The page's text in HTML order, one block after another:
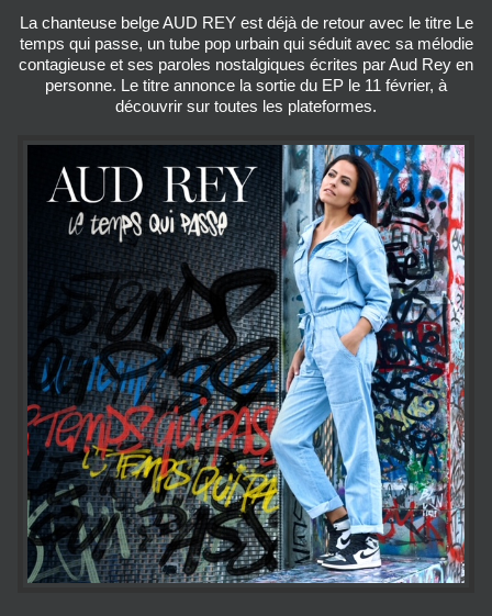
La chanteuse belge AUD REY est déjà de retour avec le titre Le
temps qui passe, un tube pop urbain qui séduit avec sa mélodie
contagieuse et ses paroles nostalgiques écrites par Aud Rey en
personne. Le titre annonce la sortie du EP le 11 février, à
découvrir sur toutes les plateformes.